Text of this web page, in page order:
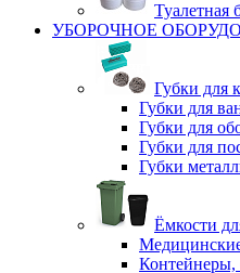
Туалетная
УБОРОЧНОЕ
Губки для
Губки для
Губки для
Губки для
Губки
Ёмкости
Контейнеры,